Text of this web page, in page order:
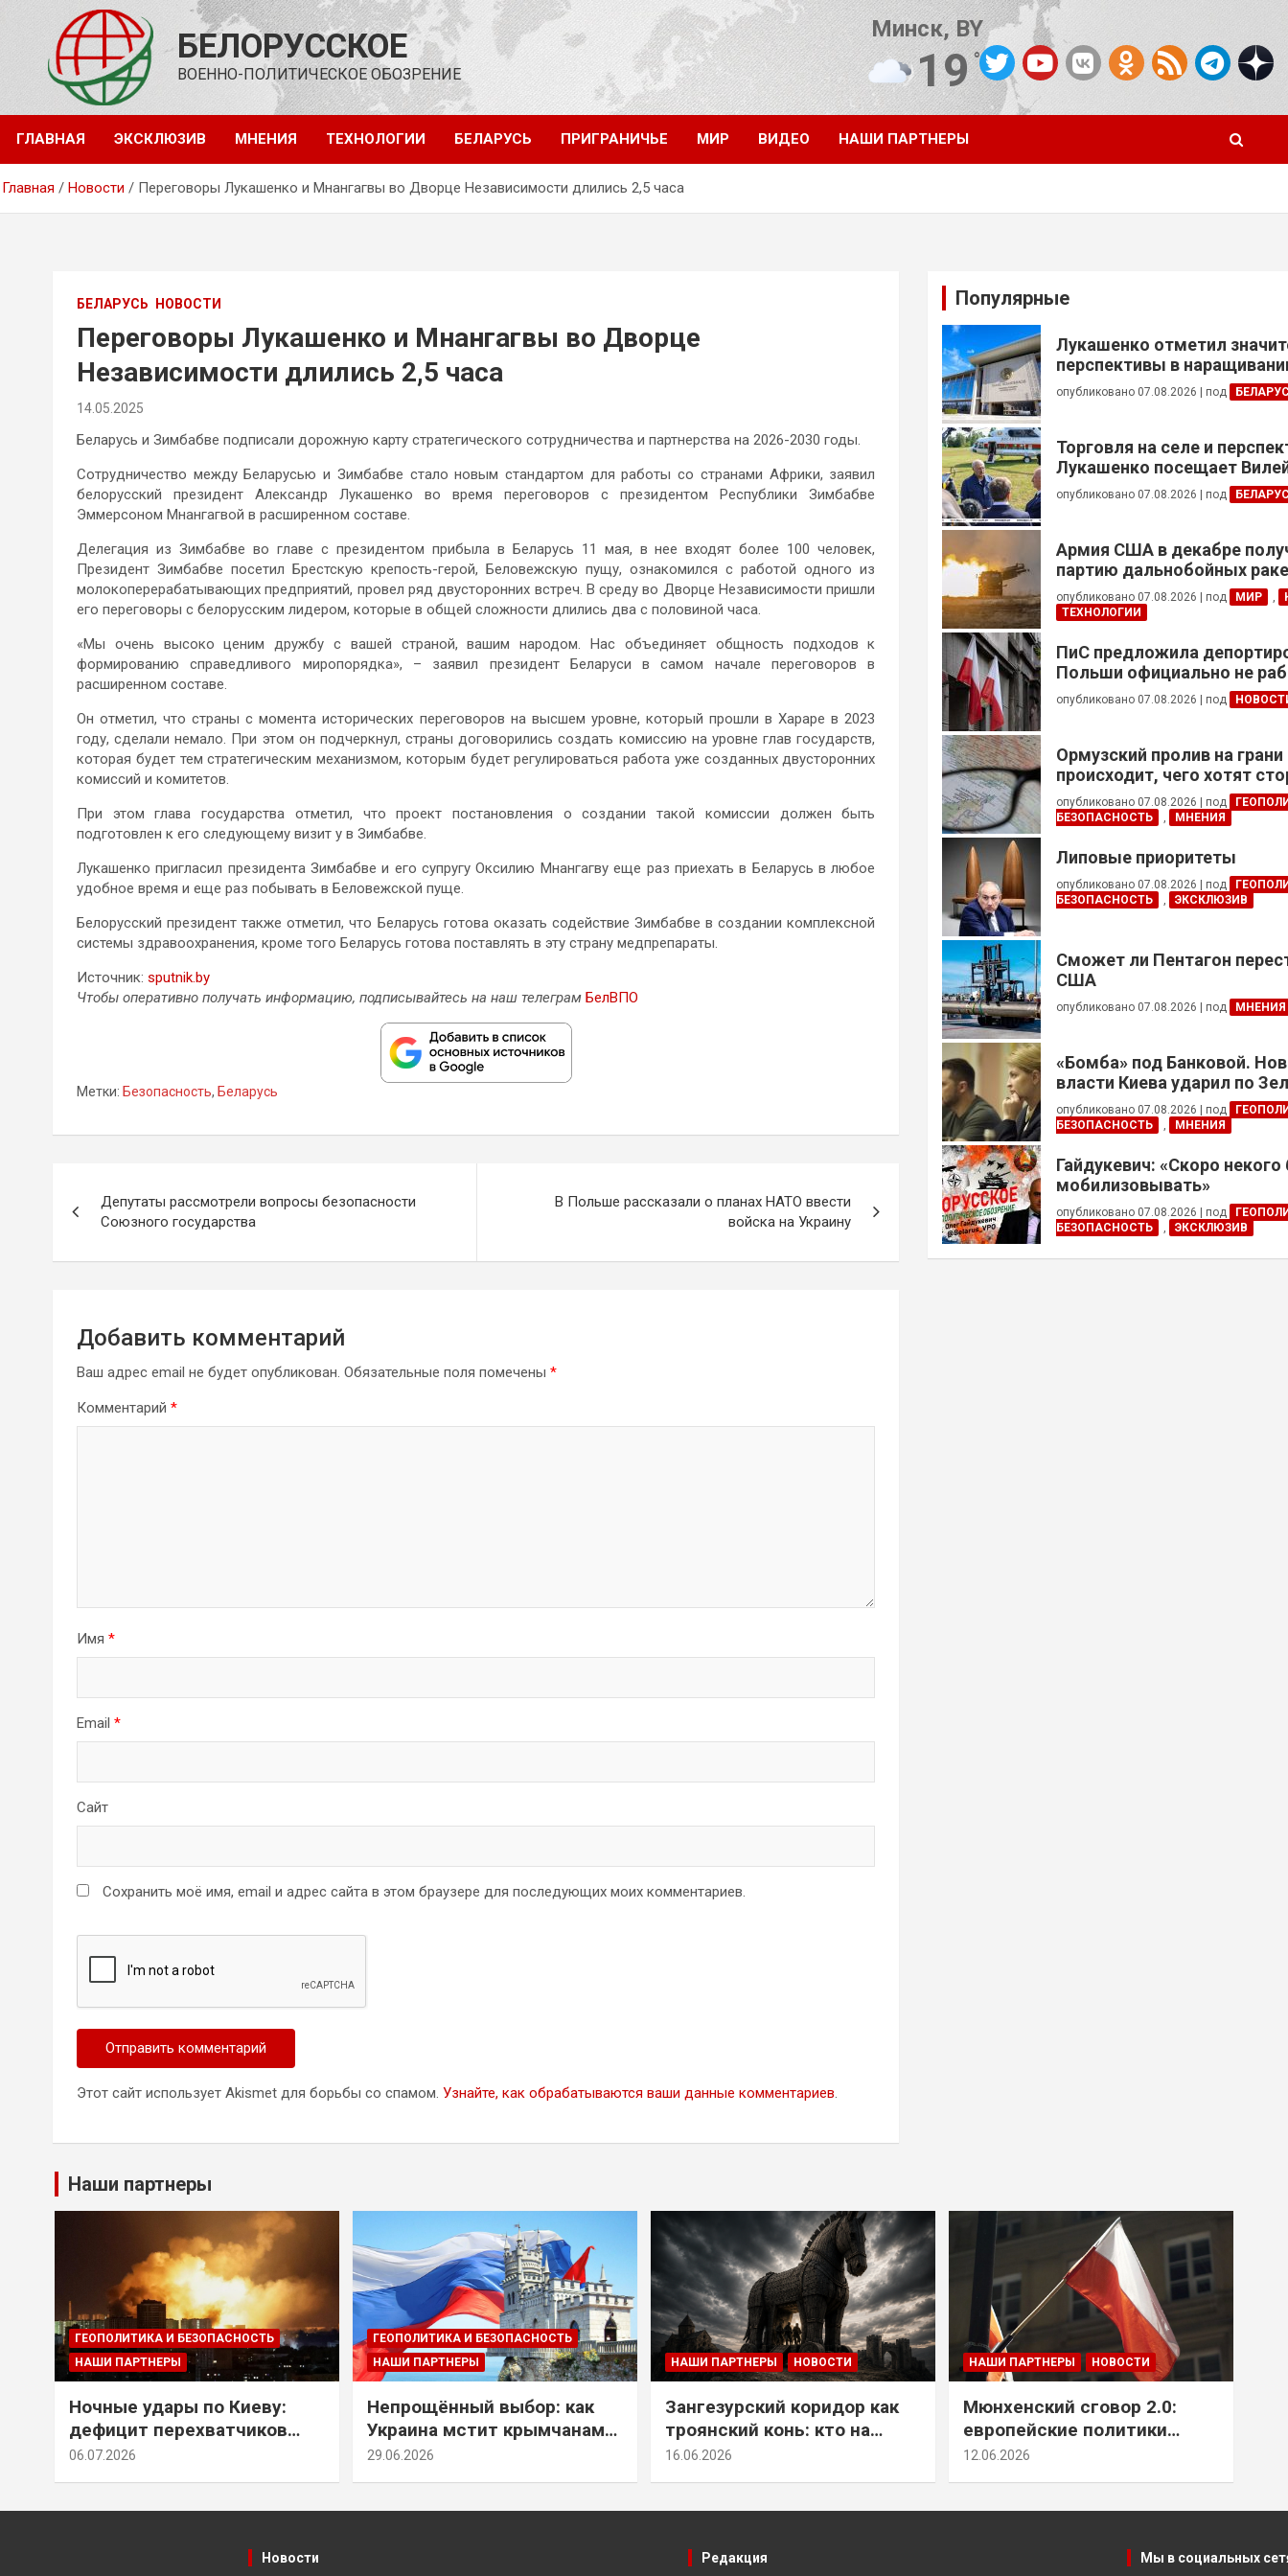
содержимому
БЕЛОРУССКОЕ
ВОЕННО-ПОЛИТИЧЕСКОЕ ОБОЗРЕНИЕ
Минск, BY
19°C
Погода от OpenWeatherMap
ГЛАВНАЯ ЭКСКЛЮЗИВ МНЕНИЯ ТЕХНОЛОГИИ БЕЛАРУСЬ ПРИГРАНИЧЬЕ МИР ВИДЕО НАШИ ПАРТНЕРЫ
Главная Новости Переговоры Лукашенко и Мнангагвы во Дворце Независимости длились 2,5 часа
БЕЛАРУСЬ НОВОСТИ
Переговоры Лукашенко и Мнангагвы во Дворце
Независимости длились 2,5 часа
14.05.2025
Беларусь и Зимбабве подписали дорожную карту стратегического сотрудничества и партнерства на 2026-2030 годы.
Сотрудничество между Беларусью и Зимбабве стало новым стандартом для работы со странами Африки, заявил
белорусский президент Александр Лукашенко во время переговоров с президентом Республики Зимбабве
Эммерсоном Мнангагвой в расширенном составе.
Делегация из Зимбабве во главе с президентом прибыла в Беларусь 11 мая, в нее входят более 100 человек,
Президент Зимбабве посетил Брестскую крепость-герой, Беловежскую пущу, ознакомился с работой одного из
молокоперерабатывающих предприятий, провел ряд двусторонних встреч. В среду во Дворце Независимости пришли
его переговоры с белорусским лидером, которые в общей сложности длились два с половиной часа.
«Мы очень высоко ценим дружбу с вашей страной, вашим народом. Нас объединяет общность подходов к
формированию справедливого миропорядка», – заявил президент Беларуси в самом начале переговоров в
расширенном составе.
Он отметил, что страны с момента исторических переговоров на высшем уровне, который прошли в Хараре в 2023
году, сделали немало. При этом он подчеркнул, страны договорились создать комиссию на уровне глав государств,
которая будет тем стратегическим механизмом, которым будет регулироваться работа уже созданных двусторонних
комиссий и комитетов.
При этом глава государства отметил, что проект постановления о создании такой комиссии должен быть
подготовлен к его следующему визит у в Зимбабве.
Лукашенко пригласил президента Зимбабве и его супругу Оксилию Мнангагву еще раз приехать в Беларусь в любое
удобное время и еще раз побывать в Беловежской пуще.
Белорусский президент также отметил, что Беларусь готова оказать содействие Зимбабве в создании комплексной
системы здравоохранения, кроме того Беларусь готова поставлять в эту страну медпрепараты.
Источник: sputnik.by
Чтобы оперативно получать информацию, подписывайтесь на наш телеграм БелВПО
Метки: Безопасность, Беларусь
по
записям
Депутаты рассмотрели вопросы безопасности
Союзного государства
В Польше рассказали о планах НАТО ввести
войска на Украину
Добавить комментарий
Ваш адрес email не будет опубликован. Обязательные поля помечены *
Комментарий *
Имя *
Email *
Сайт
Сохранить моё имя, email и адрес сайта в этом браузере для последующих моих комментариев.
Этот сайт использует Akismet для борьбы со спамом. Узнайте, как обрабатываются ваши данные комментариев.
Популярные
Лукашенко отметил
перспективы в
реализации проектов с
опубликовано 07.08.2026 под
Торговля на селе и
Лукашенко посещает
опубликовано 07.08.2026 под
Армия США в декабре
партию дальнобойных
примененных против Ирана
опубликовано 07.08.2026 под МИР ,
ТЕХНОЛОГИИ
ПиС предложила
Польши официально не
украинцев призывного
опубликовано 07.08.2026 под
Ормузский пролив на
происходит, чего хотят
это приведет?
опубликовано 07.08.2026 под
БЕЗОПАСНОСТЬ
, МНЕНИЯ
Липовые приоритеты
опубликовано 07.08.2026 под
БЕЗОПАСНОСТЬ
, ЭКСКЛЮЗИВ
Сможет ли Пентагон
США
опубликовано 07.08.2026 под МНЕНИЯ
«Бомба» под Банковой.
власти Киева ударил по
опубликовано 07.08.2026 под
БЕЗОПАСНОСТЬ
, МНЕНИЯ
Гайдукевич: «Скоро некого
мобилизовывать»
опубликовано 07.08.2026 под
БЕЗОПАСНОСТЬ
, ЭКСКЛЮЗИВ
Наши партнеры
ГЕОПОЛИТИКА И БЕЗОПАСНОСТЬ
НАШИ ПАРТНЕРЫ
Ночные удары по Киеву:
дефицит перехватчиков
Patriot и оборонительные
06.07.2026
ГЕОПОЛИТИКА И БЕЗОПАСНОСТЬ
НАШИ ПАРТНЕРЫ
Непрощённый выбор: как
Украина мстит крымчанам
за их историческое решение
29.06.2026
НАШИ ПАРТНЕРЫ НОВОСТИ
Зангезурский коридор как
троянский конь: кто на
самом деле осваивает юг
16.06.2026
НАШИ ПАРТНЕРЫ НОВОСТИ
Мюнхенский сговор 2.0:
европейские политики
снова растят монстра у
12.06.2026
Новости Редакция Мы в социальных